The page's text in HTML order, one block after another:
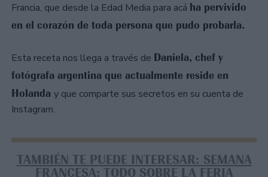
Francia, que desde la Edad Media para acá ha pervivido
en el corazón de toda persona que pudo probarla.
Esta receta nos llega a través de Daniela, chef y
fotógrafa argentina que actualmente reside en
Holanda y que comparte sus secretos en su cuenta de
Instagram.
TAMBIÉN TE PUEDE INTERESAR: SEMANA
FRANCESA: TODO SOBRE LA FERIA